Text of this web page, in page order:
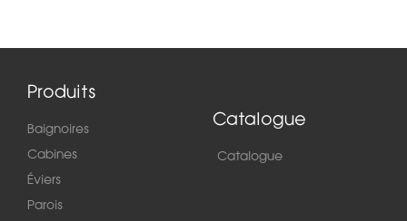
Produits
Baignoires
Cabines
Éviers
Parois
Catalogue
Catalogue